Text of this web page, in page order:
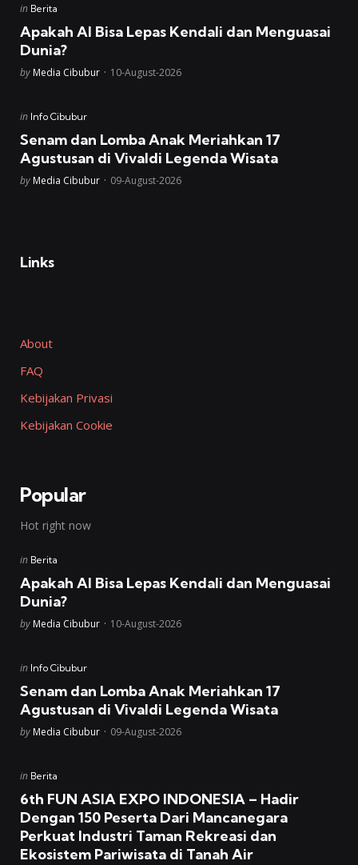
Posted
in Berita
Apakah AI Bisa Lepas Kendali dan Menguasai
Dunia?
Posted
by Media Cibubur 10-August-2026
Posted
in Info Cibubur
Senam dan Lomba Anak Meriahkan 17
Agustusan di Vivaldi Legenda Wisata
Posted
by Media Cibubur 09-August-2026
Links
About
FAQ
Kebijakan Privasi
Kebijakan Cookie
Popular
Hot right now
Posted
in Berita
Apakah AI Bisa Lepas Kendali dan Menguasai
Dunia?
Posted
by Media Cibubur 10-August-2026
Posted
in Info Cibubur
Senam dan Lomba Anak Meriahkan 17
Agustusan di Vivaldi Legenda Wisata
Posted
by Media Cibubur 09-August-2026
Posted
in Berita
6th FUN ASIA EXPO INDONESIA – Hadir
Dengan 150 Peserta Dari Mancanegara
Perkuat Industri Taman Rekreasi dan
Ekosistem Pariwisata di Tanah Air